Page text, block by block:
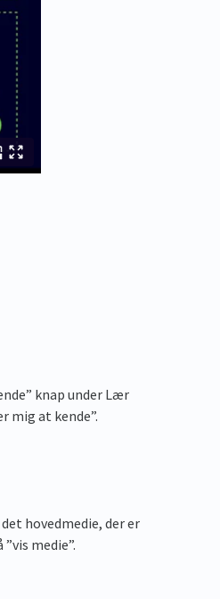
knap under Lær
mig at kende”.
hovedmedie, der er
medie”.